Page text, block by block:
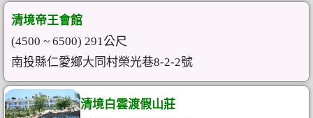
清境帝王會館
(4500 ~ 6500) 291公尺
南投縣仁愛鄉大同村榮光巷8-2-2號
清境白雲渡假山莊